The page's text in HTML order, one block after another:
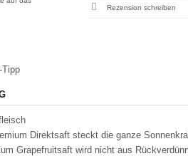
Rezension schreiben
Tipp
Direktsaft steckt die ganze
Grapefruitsaft wird nicht aus